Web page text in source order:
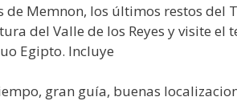
de Memnon, los últimos restos del
del Valle de los Reyes y visite el
Egipto. Incluye
gran guía, buenas